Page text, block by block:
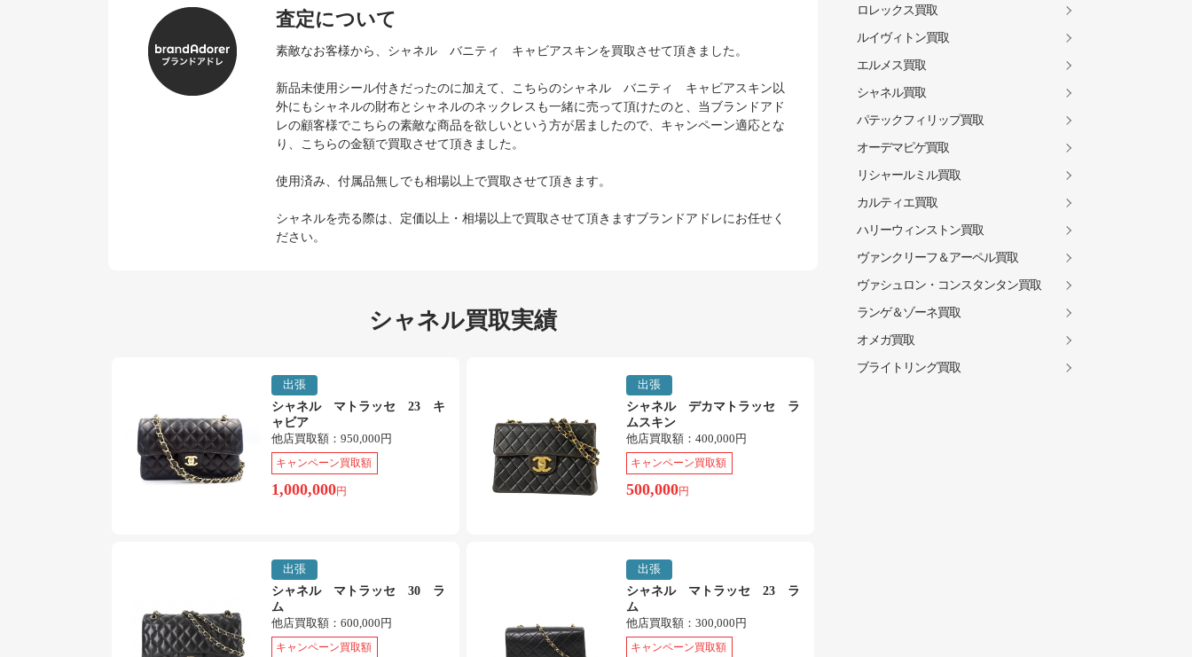
査定について
素敵なお客様から、シャネル バニティ キャビアスキンを買取させて頂きました。
新品未使用シール付きだったのに加えて、こちらのシャネル バニティ キャビアスキン以
外にもシャネルの財布とシャネルのネックレスも一緒に売って頂けたのと、当ブランドアド
レの顧客様でこちらの素敵な商品を欲しいという方が居ましたので、キャンペーン適応とな
り、こちらの金額で買取させて頂きました。
使用済み、付属品無しでも相場以上で買取させて頂きます。
シャネルを売る際は、定価以上・相場以上で買取させて頂きますブランドアドレにお任せく
ださい。
シャネル買取実績
出張
シャネル マトラッセ 23 キ
ャビア
他店買取額： 950,000円
キャンペーン買取額
1,000,000円
出張
シャネル デカマトラッセ ラ
ムスキン
他店買取額： 400,000円
キャンペーン買取額
500,000円
出張
シャネル マトラッセ 30 ラ
ム
他店買取額： 600,000円
キャンペーン買取額
出張
シャネル マトラッセ 23 ラ
ム
他店買取額： 300,000円
キャンペーン買取額
ロレックス買取
ルイヴィトン買取
エルメス買取
シャネル買取
パテックフィリップ買取
オーデマピゲ買取
リシャールミル買取
カルティエ買取
ハリーウィンストン買取
ヴァンクリーフ＆アーペル買取
ヴァシュロン・コンスタンタン買取
ランゲ＆ゾーネ買取
オメガ買取
ブライトリング買取